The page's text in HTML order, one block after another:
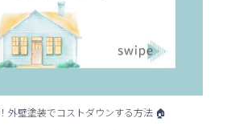
外壁塗装でコストダウンする方法 🏠